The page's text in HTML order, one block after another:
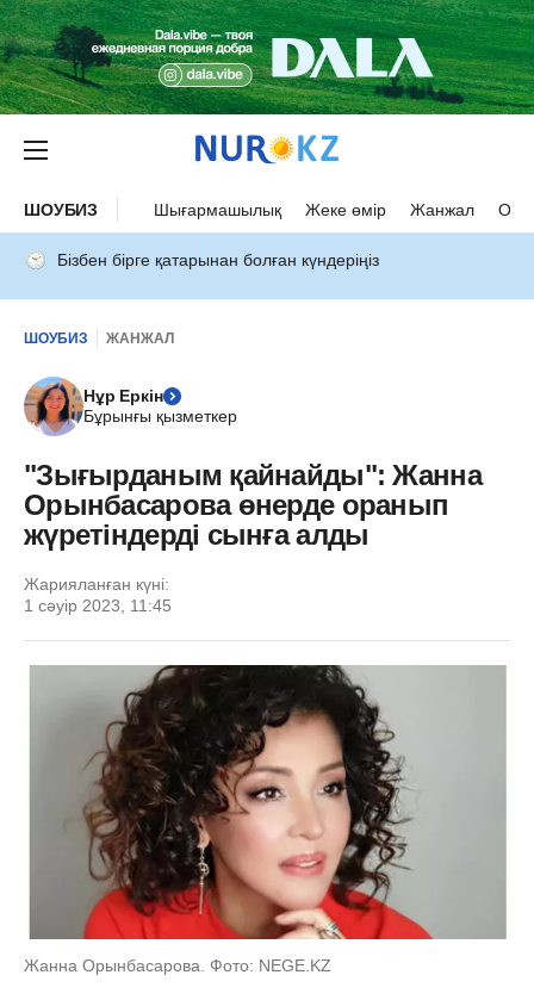
ШОУБИЗ Шығармашылық Жеке өмір Жанжал
Бізбен бірге қатарынан болған күндеріңіз
ШОУБИЗ ЖАНЖАЛ
Нұр Еркін
Бұрынғы қызметкер
"Зығырданым қайнайды": Жанна
Орынбасарова өнерде оранып
жүретіндерді сынға алды
Жарияланған күні:
1 сәуір 2023, 11:45
Жанна Орынбасарова. Фото: NEGE.KZ